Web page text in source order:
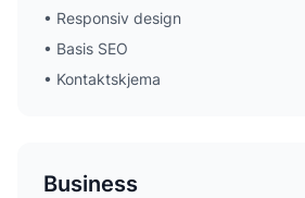
• Responsiv design
• Basis SEO
• Kontaktskjema
Business